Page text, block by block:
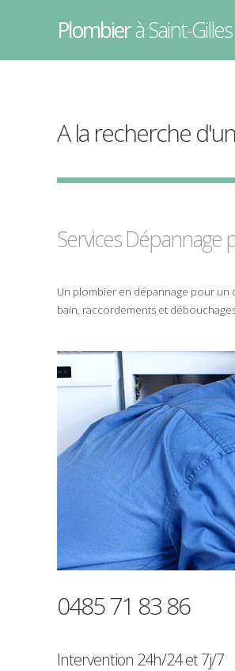
Plombierà Saint-Gilles
A la recherche
Services Dépannage
Un plombier en dépannage pour un
bain, raccordements et
0485 71 83 86
Intervention 24h/24et7j/7